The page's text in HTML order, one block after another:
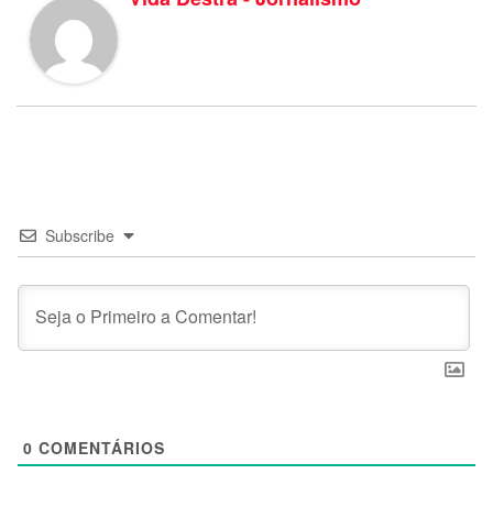
Subscribe
0 COMENTÁRIOS